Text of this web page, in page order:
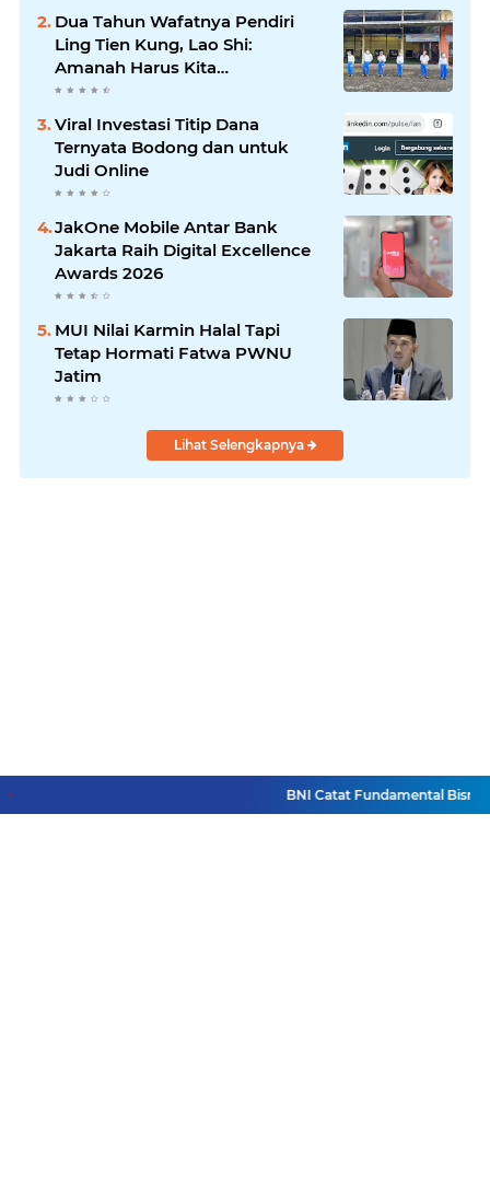
Dua Tahun Wafatnya Pendiri
Ling Tien Kung, Lao Shi:
Amanah Harus Kita
Laksanakan!
Viral Investasi Titip Dana
Ternyata Bodong dan untuk
Judi Online
JakOne Mobile Antar Bank
Jakarta Raih Digital Excellence
Awards 2026
MUI Nilai Karmin Halal Tapi
Tetap Hormati Fatwa PWNU
Jatim
Lihat Selengkapnya
BNI Catat Fundamental Bisnis